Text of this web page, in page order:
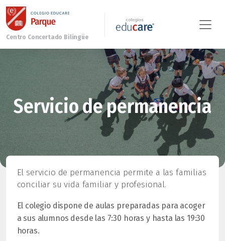
Servicio de permanencia
El servicio de permanencia permite a las familias
conciliar su vida familiar y profesional.
El colegio dispone de aulas preparadas para acoger
a sus alumnos desde las 7:30 horas y hasta las 19:30
horas.